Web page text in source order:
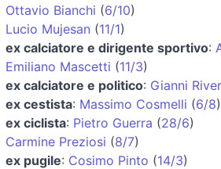
Ottavio Bianchi (6/10)
Lucio Mujesan (11/1)
ex calciatore e dirigente sportivo:
Emiliano Mascetti (11/3)
ex calciatore e politico: Gianni
ex cestista: Massimo Cosmelli (6/8)
ex ciclista: Pietro Guerra (28/6)
Carmine Preziosi (8/7)
ex pugile: Cosimo Pinto (14/3)